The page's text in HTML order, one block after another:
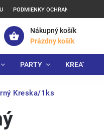
PODMIENKY OCHRANY
Nákupný košík
Prázdny košík
PARTY
Kreska/1ks